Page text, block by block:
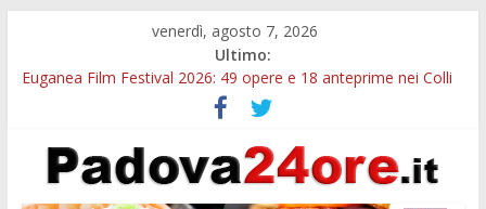
venerdì, agosto 7, 2026
Ultimo:
Euganea Film Festival 2026: 49 opere e 18 anteprime nei Colli
Slow Looking agli Eremitani: un’ora per osservare davvero
un’opera
Notizie di Padova alle ore 21: lavoratore morto, credito sul